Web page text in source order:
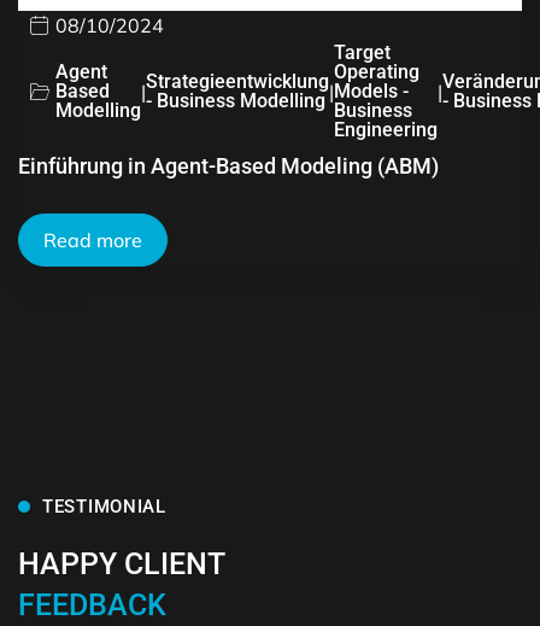
08/10/2024
Agent
Based
Modelling
|Strategieentwicklung
- Business Modelling |
Target
Operating
Models -
Business
Engineering
|- Business
Einführung in Agent-Based Modeling (ABM)
Read more
TESTIMONIAL
HAPPY CLIENT
FEEDBACK